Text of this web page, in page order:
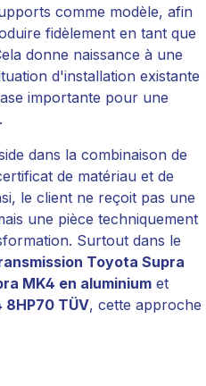
comme modèle, afin
fidèlement en tant que
donne naissance à une
d'installation existante
importante pour une
dans la combinaison de
de matériau et de
le client ne reçoit pas une
une pièce techniquement
Surtout dans le
Toyota Supra
MK4 en aluminium et
TÜV, cette approche